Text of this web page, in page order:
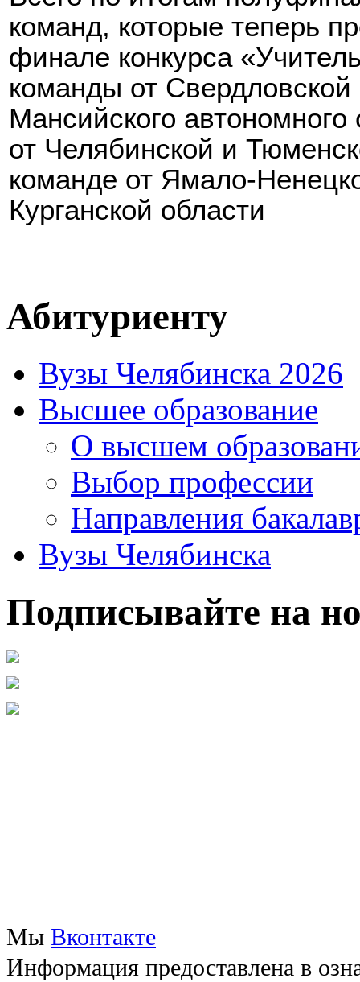
команд, которые теперь
финале конкурса
команды от
Мансийского
от Челябинской и
команде от Ямало-
Курганской области
Абитуриенту
Вузы Челябинска 2026
Высшее образование
О высшем
Выбор профессии
Направления
Вузы Челябинска
Подписывайте на
Мы Вконтакте
Информация предоставлена в